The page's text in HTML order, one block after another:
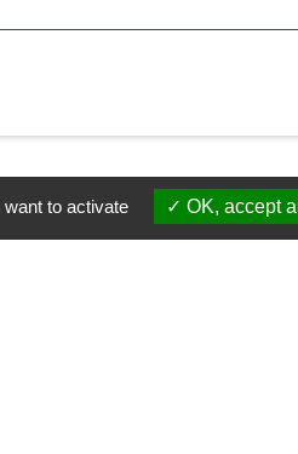
to activate OK, accept all